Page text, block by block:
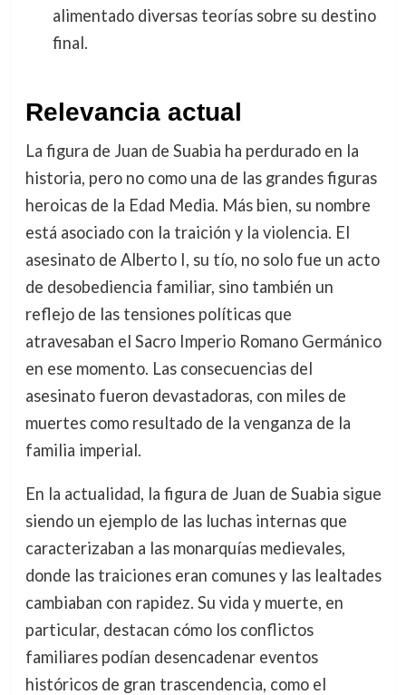
alimentado diversas teorías sobre su destino
final.
Relevancia actual
La figura de Juan de Suabia ha perdurado en la
historia, pero no como una de las grandes figuras
heroicas de la Edad Media. Más bien, su nombre
está asociado con la traición y la violencia. El
asesinato de Alberto I, su tío, no solo fue un acto
de desobediencia familiar, sino también un
reflejo de las tensiones políticas que
atravesaban el Sacro Imperio Romano Germánico
en ese momento. Las consecuencias del
asesinato fueron devastadoras, con miles de
muertes como resultado de la venganza de la
familia imperial.
En la actualidad, la figura de Juan de Suabia sigue
siendo un ejemplo de las luchas internas que
caracterizaban a las monarquías medievales,
donde las traiciones eran comunes y las lealtades
cambiaban con rapidez. Su vida y muerte, en
particular, destacan cómo los conflictos
familiares podían desencadenar eventos
históricos de gran trascendencia, como el